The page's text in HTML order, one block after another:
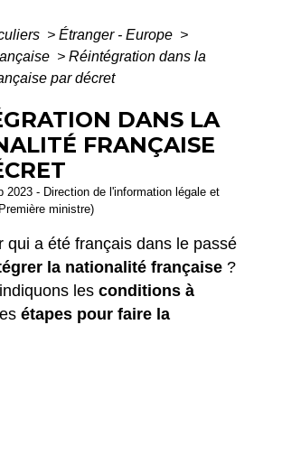
> Étranger - Europe >
> Réintégration dans la
par décret
DANS LA
FRANÇAISE
2023 - Direction de l'information légale et
ministre)
qui a été français dans le passé
la nationalité française ?
les conditions à
étapes pour faire la